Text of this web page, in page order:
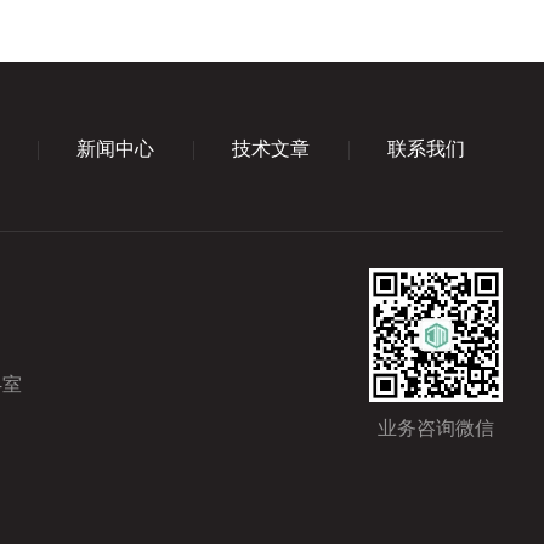
新闻中心 技术文章 联系我们
业务咨询微信